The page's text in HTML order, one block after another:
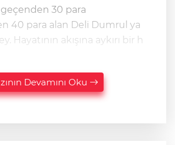
30 para
40 para alan Deli Dumrul ya
Hayatının akışına aykırı bir h
Devamını Oku